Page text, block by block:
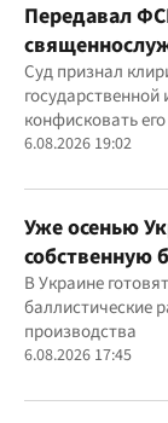
Передавал
годам
Суд признал
конфисковать
6.08.2026 19:02
Уже осенью
собственную
вражеским
В Украине
баллистические
производства
6.08.2026 17:45